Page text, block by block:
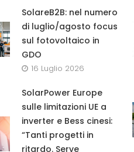
SolareB2B: nel numero
di luglio/agosto focus
sul fotovoltaico in
GDO
16 Luglio 2026
SolarPower Europe
sulle limitazioni UE a
inverter e Bess cinesi:
“Tanti progetti in
ritardo. Serve